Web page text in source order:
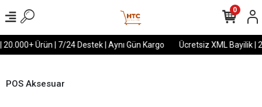
Ürün | 7/24 Destek | Aynı Gün Kargo Ücretsiz XML Bayilik |
0
POS Aksesuar